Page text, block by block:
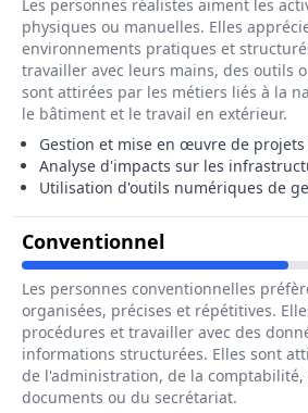
Les personnes réalistes aiment les
physiques ou manuelles. Elles
environnements pratiques et
travailler avec leurs mains, des outils
sont attirées par les métiers liés à la
le bâtiment et le travail en extérieur.
Gestion et mise en œuvre de
Analyse d'impacts sur les
Utilisation d'outils numériques de
ConventionnelPour Le
Les personnes conventionnelles
organisées, précises et répétitives.
procédures et travailler avec des
informations structurées. Elles sont
de l'administration, de la comptabilité,
documents ou du secrétariat.